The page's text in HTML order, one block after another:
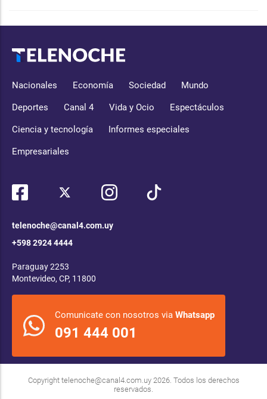
Nacionales Economía Sociedad Mundo
Deportes Canal 4 Vida y Ocio Espectáculos
Ciencia y tecnología Informes especiales
Empresariales
telenoche@canal4.com.uy
+598 2924 4444
Paraguay 2253
Montevideo, CP, 11800
Comunicate con nosotros via Whatsapp
091 444 001
Copyright telenoche@canal4.com.uy2026. Todos los derechos
reservados.